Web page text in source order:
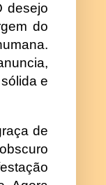
desejo
do
e
de